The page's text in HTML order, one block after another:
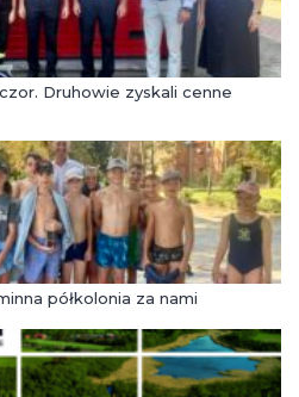
Druhowie zyskali cenne
półkolonia za nami